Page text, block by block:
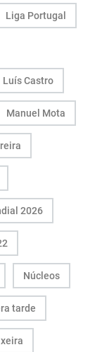
Liga Portugal
Luís Castro
Manuel Mota
2026
Núcleos
tarde